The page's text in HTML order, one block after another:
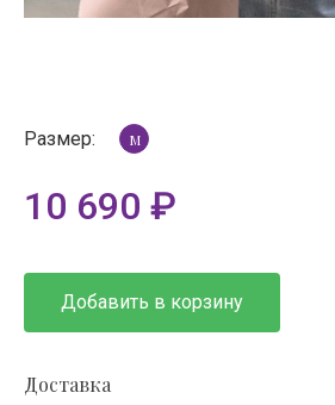
Размер: M
10 690 ₽
Добавить в корзину
Доставка